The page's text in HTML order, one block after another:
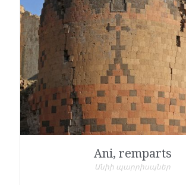
Ani, remparts
Անիի պարրիսպներ